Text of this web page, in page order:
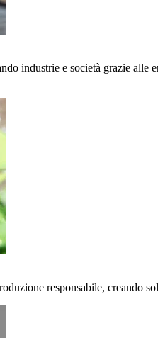
industrie e società grazie
responsabile, creando